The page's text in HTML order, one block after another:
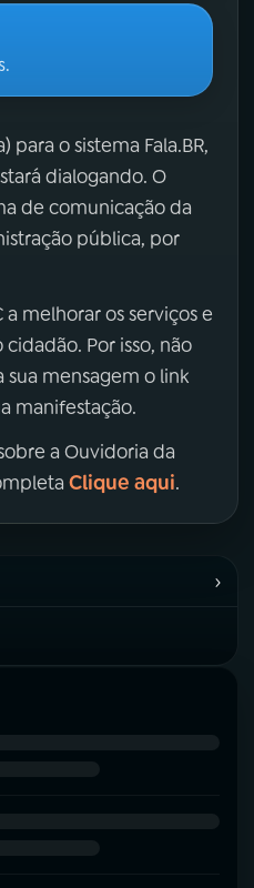
para o sistema Fala.BR,
dialogando. O
de comunicação da
pública, por
a melhorar os serviços e
Por isso, não
sua mensagem o link
manifestação.
a Ouvidoria da
Clique aqui.
›